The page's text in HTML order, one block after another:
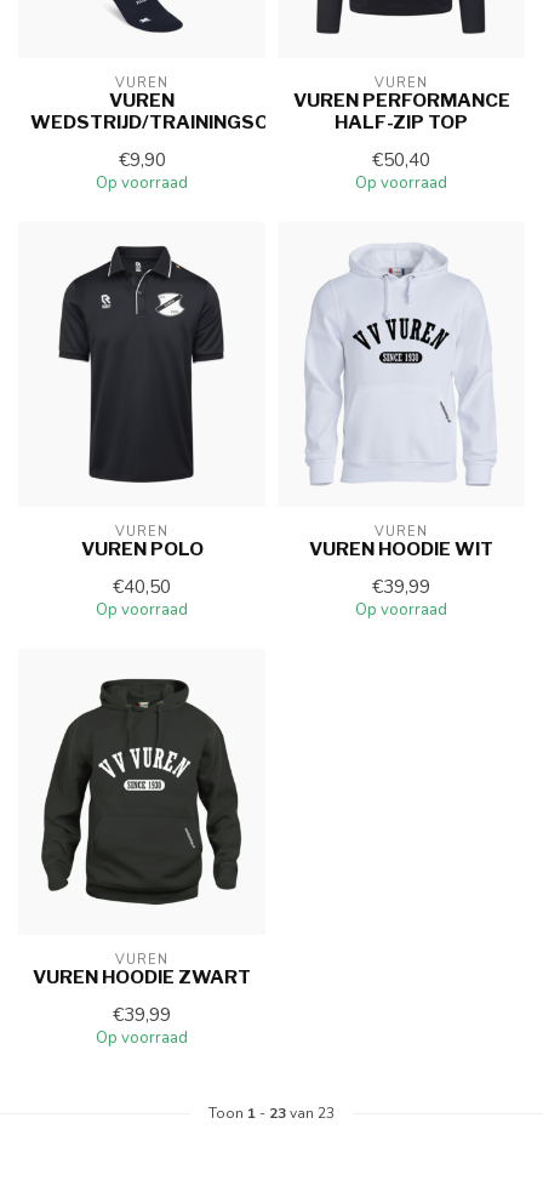
VUREN
VUREN
WEDSTRIJD/TRAININGSOKKEN
€9,90
Op voorraad
VUREN
VUREN PERFORMANCE
HALF-ZIP TOP
€50,40
Op voorraad
VUREN
VUREN POLO
€40,50
Op voorraad
VUREN
VUREN HOODIE WIT
€39,99
Op voorraad
VUREN
VUREN HOODIE ZWART
€39,99
Op voorraad
Toon 1 - 23van 23